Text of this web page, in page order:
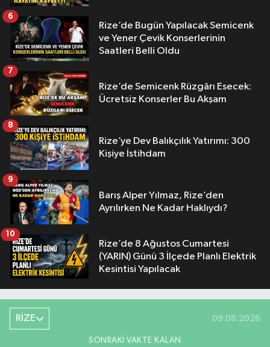
Rize’de Bugün Yapılacak Semicenk
ve Yener Çevik Konserlerinin
Saatleri Belli Oldu
6
Rize’de Semicenk Rüzgârı Esecek:
Ücretsiz Konserler Bu Akşam
7
Rize’ye Dev Balıkçılık Yatırımı: 300
Kişiye İstihdam
8
Barış Alper Yılmaz, Rize’den
Ayrılırken Ne Kadar Haklıydı?
9
Rize’de 8 Ağustos Cumartesi
(YARIN) Günü 3 İlçede Planlı Elektrik
Kesintisi Yapılacak
10
RİZE 09.08.2026
SONRAKI VAKTE KALAN